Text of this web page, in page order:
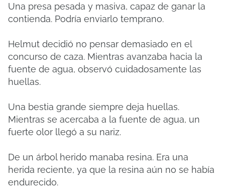
Una presa pesada y masiva, capaz de ganar la
contienda. Podría enviarlo temprano.
Helmut decidió no pensar demasiado en el
concurso de caza. Mientras avanzaba hacia la
fuente de agua, observó cuidadosamente las
huellas.
Una bestia grande siempre deja huellas.
Mientras se acercaba a la fuente de agua, un
fuerte olor llegó a su nariz.
De un árbol herido manaba resina. Era una
herida reciente, ya que la resina aún no se había
endurecido.